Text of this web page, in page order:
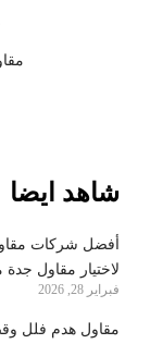
شاهد ايضا
أفضل شركات
لاختيار مقاول جدة
فبراير 28, 2026
مقاول هدم فلل